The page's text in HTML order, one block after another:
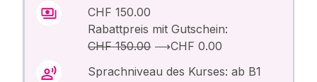
CHF 150.00
Rabattpreis mit Gutschein:
CHF 150.00⟶CHF 0.00
Sprachniveau des Kurses: ab B1